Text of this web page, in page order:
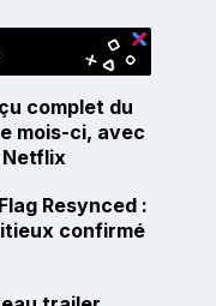
complet du
mois-ci, avec
Resynced :
confirmé